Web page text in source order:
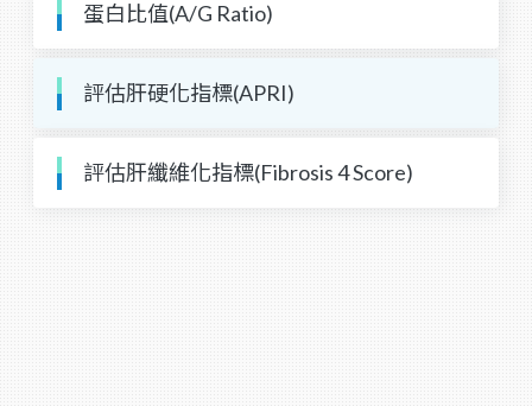
蛋白比值(A/G Ratio)
評估肝硬化指標(APRI)
評估肝纖維化指標(Fibrosis 4 Score)